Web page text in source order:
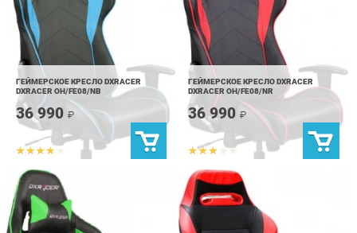
ГЕЙМЕРСКОЕ КРЕСЛО DXRACER
DXRACER OH/FE08/NB
36 990₽
ГЕЙМЕРСКОЕ КРЕСЛО DXRACER
DXRACER OH/FE08/NR
36 990₽